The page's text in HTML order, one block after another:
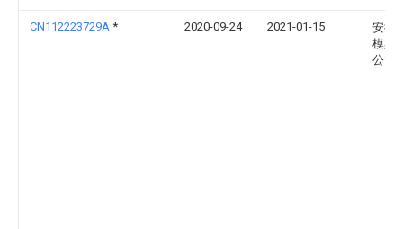
CN112223729A * 2020-09-24 2021-01-15
安徽
模具
公司